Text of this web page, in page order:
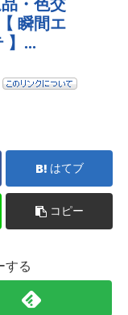
はてブ
コピー
する